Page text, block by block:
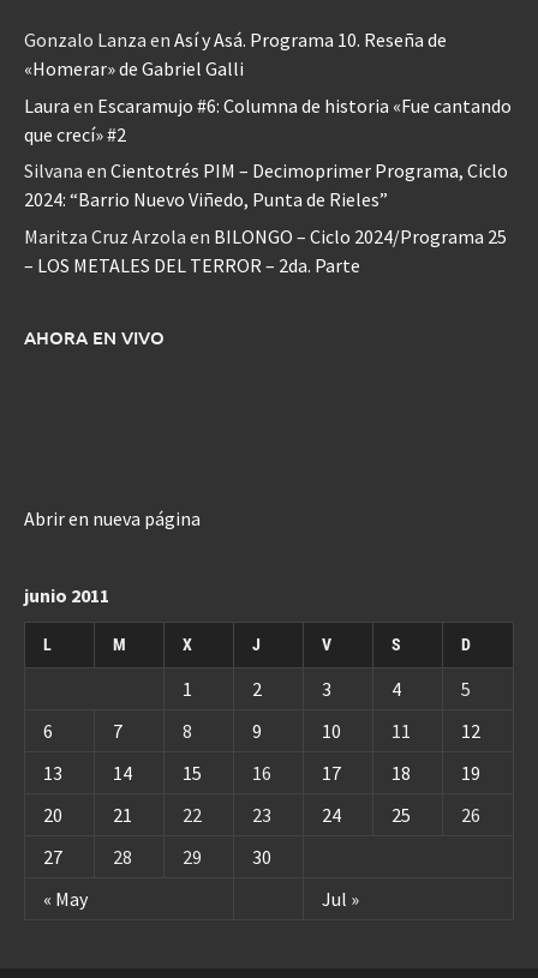
Gonzalo Lanza en Así y Asá. Programa 10. Reseña de
«Homerar» de Gabriel Galli
Laura en Escaramujo #6: Columna de historia «Fue cantando
que crecí» #2
Silvana en Cientotrés PIM – Decimoprimer Programa, Ciclo
2024: “Barrio Nuevo Viñedo, Punta de Rieles”
Maritza Cruz Arzola en BILONGO – Ciclo 2024/Programa 25
– LOS METALES DEL TERROR – 2da. Parte
AHORA EN VIVO
Abrir en nueva página
junio 2011
L M X J V S D
« May Jul »
1 2 3 4
5
6
7 8 9 10 11
12
13
14 15 16 17 18
19
20
21 22 23 24 25
26
27
28 29 30